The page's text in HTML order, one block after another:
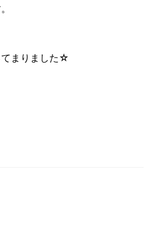
てまりました☆